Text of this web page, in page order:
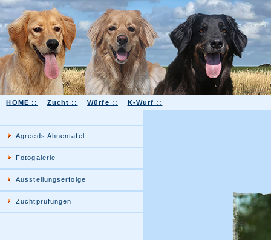
HOME :: Zucht :: Würfe :: K-Wurf ::
Agreeds Ahnentafel
Fotogalerie
Ausstellungserfolge
Zuchtprüfungen